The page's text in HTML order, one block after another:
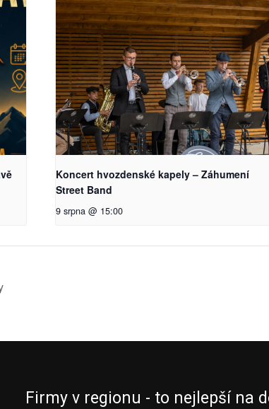
Koncert hvozdenské kapely – Záhumení
Street Band
9 srpna @ 15:00
Firmy v regionu - to nejlepší na